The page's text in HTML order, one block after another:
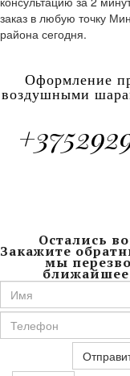
заказ в любую точку
района сегодня.
Оформление
воздушными
Остались
Закажите
мы